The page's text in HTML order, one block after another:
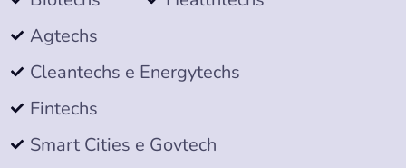
Agtechs
Cleantechs e Energytechs
Fintechs
Smart Cities e Govtech